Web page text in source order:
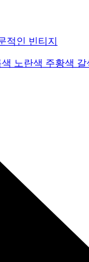
적인 빈티지
노란색 주황색